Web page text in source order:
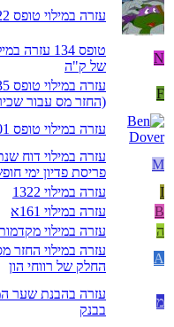
עזרה במילוי טופס 1322
N
טופס 134
של ק"ה
F
עזרה
(החזר מס עבור
עזרה במילוי טופס 101
M
עזרה במילוי דוח
פריסת פדיון ימי
I
עזרה במילוי 1322
B
עזרה במילוי 161א
ה
עזרה במילוי
A
עזרה במילוי החזר
החלק של רווחי הון
מ
עזרה בהבנת שער
בבנק